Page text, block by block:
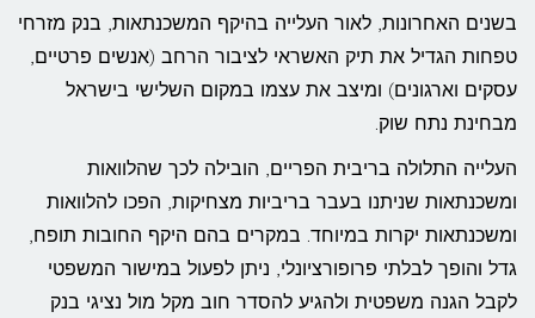
בשנים האחרונות, לאור העלייה בהיקף המשכנתאות, בנק מזרחי
טפחות הגדיל את תיק האשראי לציבור הרחב (אנשים פרטיים,
עסקים וארגונים) ומיצב את עצמו במקום השלישי בישראל
מבחינת נתח שוק.
העלייה התלולה בריבית הפריים, הובילה לכך שהלוואות
ומשכנתאות שניתנו בעבר בריביות מצחיקות, הפכו להלוואות
ומשכנתאות יקרות במיוחד. במקרים בהם היקף החובות תופח,
גדל והופך לבלתי פרופורציונלי, ניתן לפעול במישור המשפטי
לקבל הגנה משפטית ולהגיע להסדר חוב מקל מול נציגי בנק